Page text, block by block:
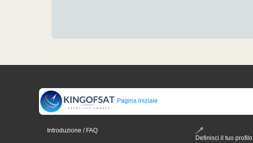
Pagina iniziale
Introduzione / FAQ
Definisci il tuo profilo